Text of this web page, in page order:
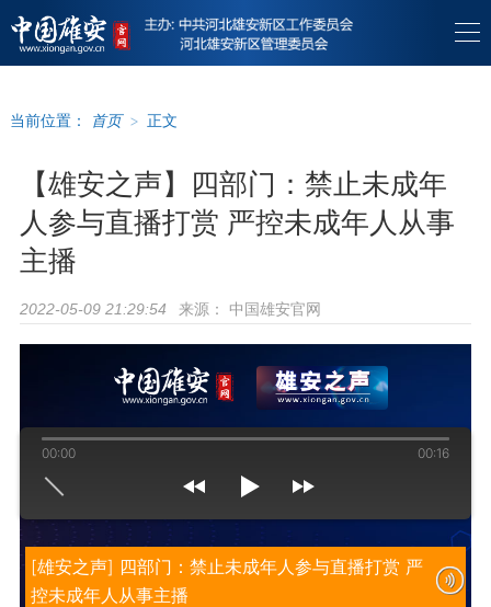
当前位置： 首页 > 正文
【雄安之声】四部门：禁止未成年
人参与直播打赏 严控未成年人从事
主播
2022-05-09 21:29:54 来源： 中国雄安官网
[雄安之声] 四部门：禁止未成年人参与直播打赏 严
控未成年人从事主播
00:00 00:16